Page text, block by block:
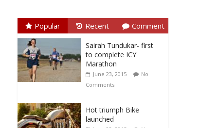
Popular Recent Comment
Sairah Tundukar- first
to complete ICY
Marathon
June 23, 2015
No
Comments
Hot triumph Bike
launched